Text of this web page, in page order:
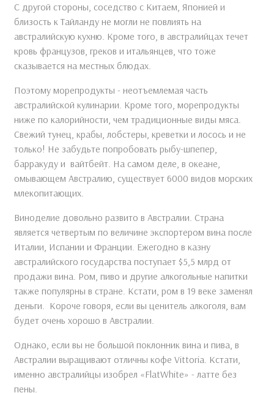
С другой стороны, соседство с Китаем, Японией и
близость к Тайланду не могли не повлиять на
австралийскую кухню. Кроме того, в австралийцах течет
кровь французов, греков и итальянцев, что тоже
сказывается на местных блюдах.
Поэтому морепродукты - неотъемлемая часть
австралийской кулинарии. Кроме того, морепродукты
ниже по калорийности, чем традиционные виды мяса.
Свежий тунец, крабы, лобстеры, креветки и лосось и не
только! Не забудьте попробовать рыбу-шпепер,
барракуду и вайтбейт. На самом деле, в океане,
омывающем Австралию, существует 6000 видов морских
млекопитающих.
Виноделие довольно развито в Австралии. Страна
является четвертым по величине экспортером вина после
Италии, Испании и Франции. Ежегодно в казну
австралийского государства поступает $5,5 млрд от
продажи вина. Ром, пиво и другие алкогольные напитки
также популярны в стране. Кстати, ром в 19 веке заменял
деньги. Короче говоря, если вы ценитель алкоголя, вам
будет очень хорошо в Австралии.
Однако, если вы не большой поклонник вина и пива, в
Австралии выращивают отличны кофе Vittoria. Кстати,
именно австралийцы изобрел «FlatWhite» - латте без
пены.